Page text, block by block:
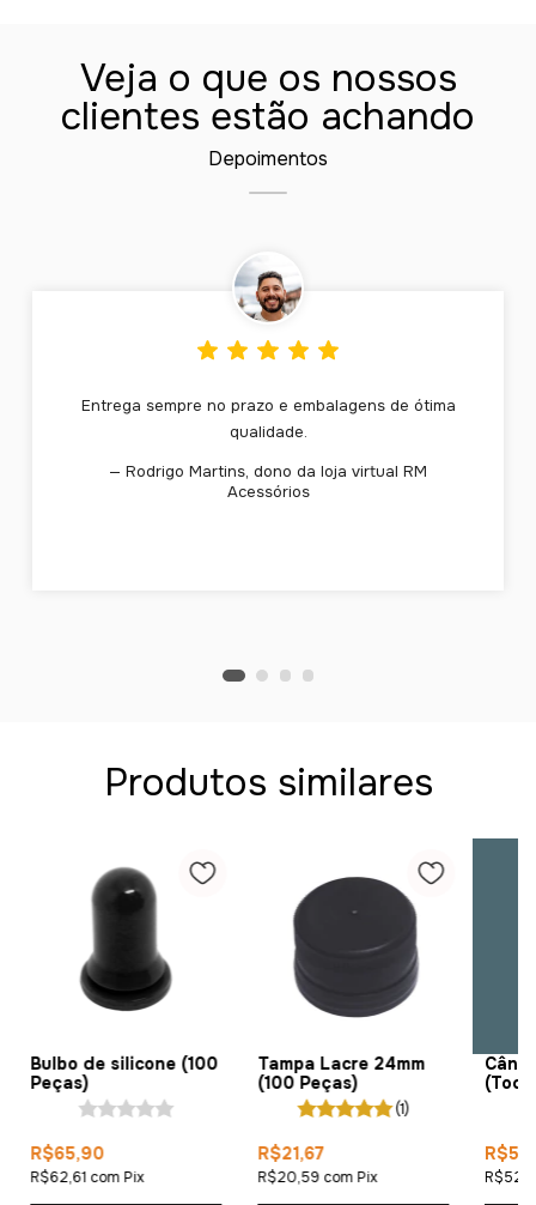
Veja o que os nossos
clientes estão achando
Depoimentos
Entrega sempre no prazo e embalagens de ótima
qualidade.
— Rodrigo Martins, dono da loja virtual RM
Acessórios
Produtos similares
Bulbo de silicone (100
Peças)
R$65,90
R$62,61 com Pix
Tampa Lacre 24mm
(100 Peças)
(1)
R$21,67
R$20,59 com Pix